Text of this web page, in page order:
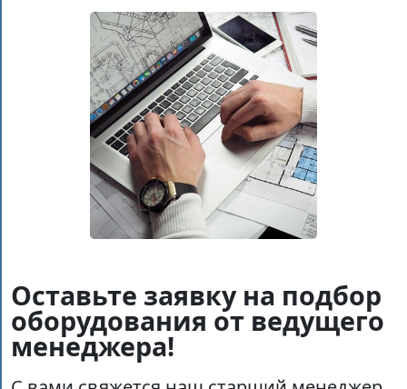
Оставьте заявку на подбор
оборудования от ведущего
менеджера!